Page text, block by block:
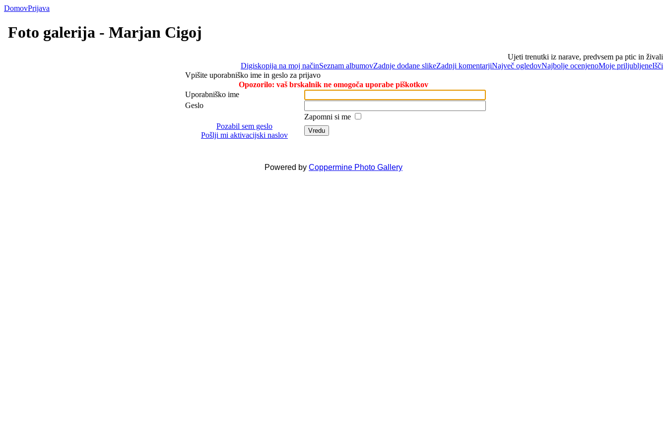
DomovPrijava
Foto galerija - Marjan Cigoj
Ujeti trenutki iz narave, predvsem pa ptic in živali
Digiskopija na moj načinSeznam albumovZadnje dodane slikeZadnji komentarjiNajveč ogledovNajbolje ocenjenoMoje priljubljeneIšči
Vpišite uporabniško ime in geslo za prijavo
Opozorilo: vaš brskalnik ne omogoča uporabe piškotkov
Uporabniško ime
Geslo
Zapomni si me
Pozabil sem geslo
Pošlji mi aktivacijski naslov
Vredu
Powered by Coppermine Photo Gallery